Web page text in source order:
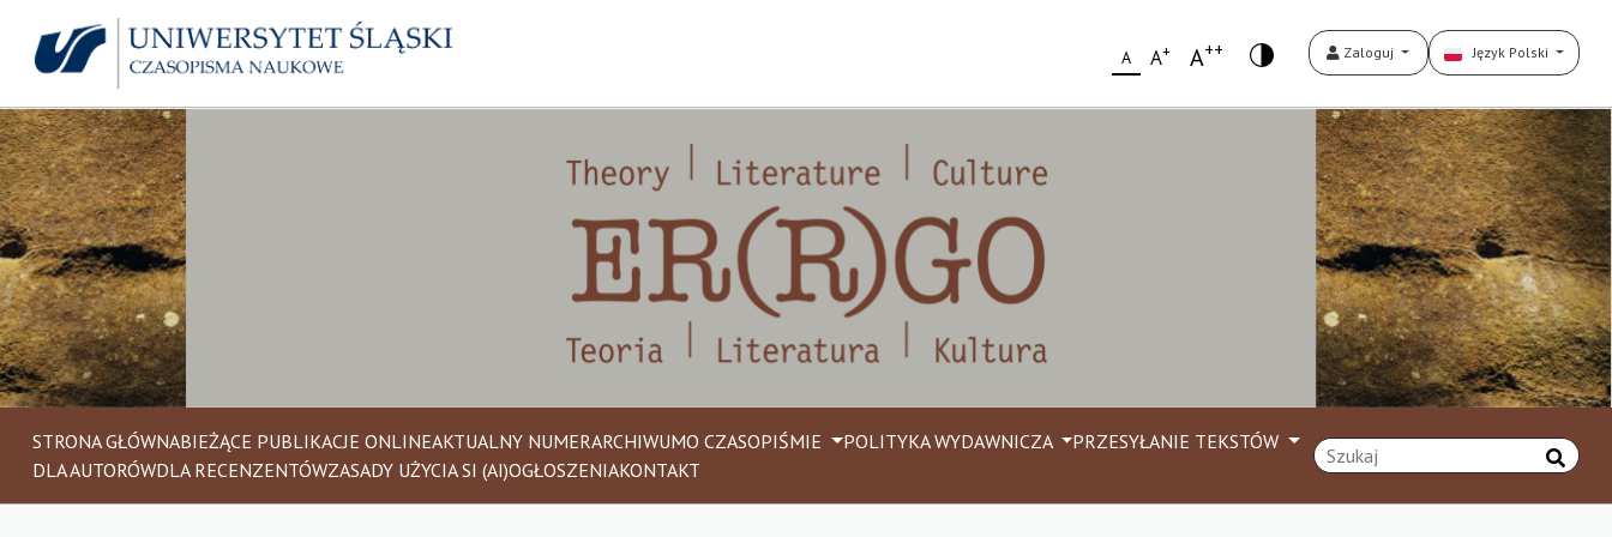
A A+ A++ Zaloguj Język Polski
STRONA GŁÓWNABIEŻĄCE PUBLIKACJE ONLINEAKTUALNY NUMERARCHIWUMO CZASOPIŚMIE POLITYKA WYDAWNICZA
PRZESYŁANIE TEKSTÓW
DLA AUTORÓWDLA RECENZENTÓWZASADY UŻYCIA SI (AI)OGŁOSZENIAKONTAKT